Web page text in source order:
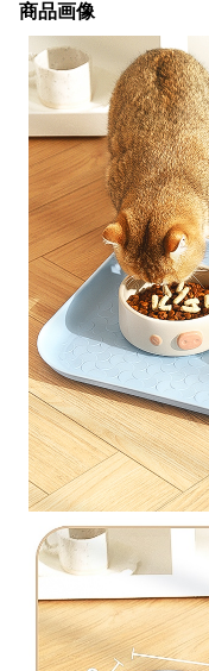
商品画像